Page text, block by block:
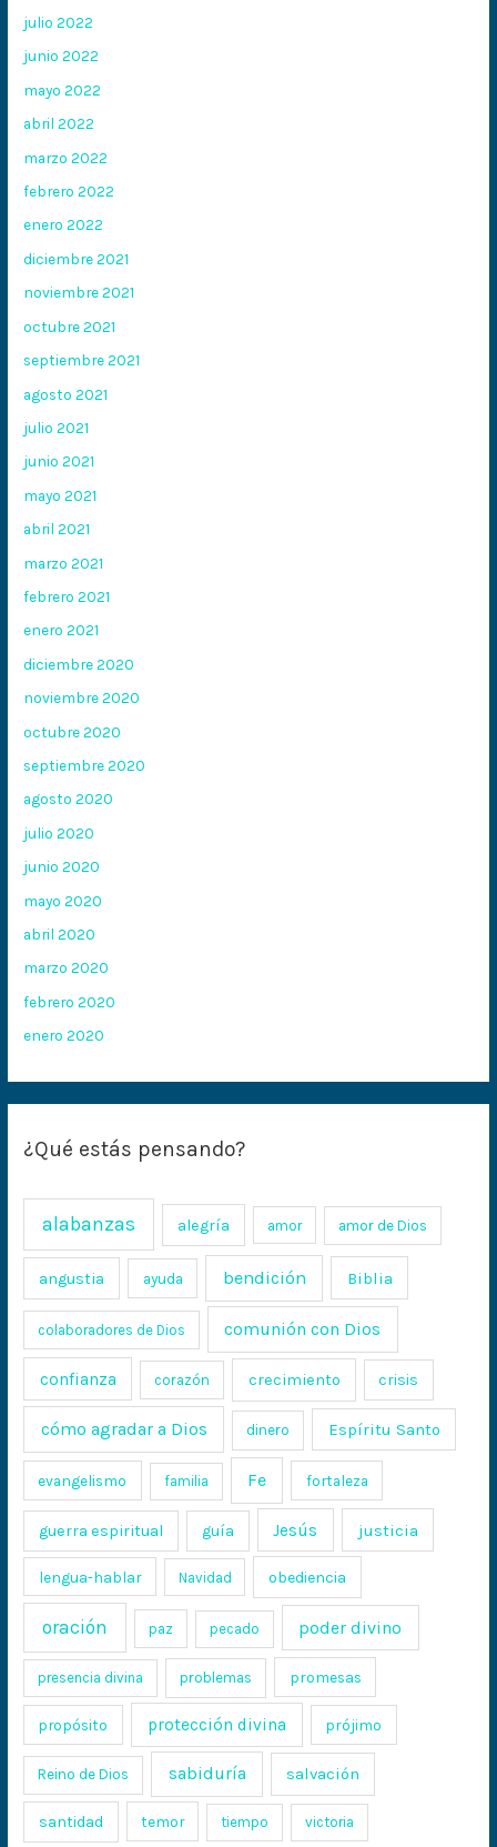
julio 2022
junio 2022
mayo 2022
abril 2022
marzo 2022
febrero 2022
enero 2022
diciembre 2021
noviembre 2021
octubre 2021
septiembre 2021
agosto 2021
julio 2021
junio 2021
mayo 2021
abril 2021
marzo 2021
febrero 2021
enero 2021
diciembre 2020
noviembre 2020
octubre 2020
septiembre 2020
agosto 2020
julio 2020
junio 2020
mayo 2020
abril 2020
marzo 2020
febrero 2020
enero 2020
¿Qué estás pensando?
alabanzas alegría amor amor de Dios
angustia ayuda bendición Biblia
colaboradores de Dios comunión con Dios
confianza corazón crecimiento crisis
cómo agradar a Dios dinero Espíritu Santo
evangelismo familia Fe fortaleza
guerra espiritual guía Jesús justicia
lengua-hablar Navidad obediencia
oración paz pecado poder divino
presencia divina problemas promesas
propósito protección divina prójimo
Reino de Dios sabiduría salvación
santidad temor tiempo victoria